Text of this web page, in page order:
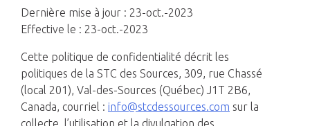
Dernière mise à jour : 23-oct.-2023
Effective le : 23-oct.-2023
Cette politique de confidentialité décrit les
politiques de la STC des Sources, 309, rue Chassé
(local 201), Val-des-Sources (Québec) J1T 2B6,
Canada, courriel : info@stcdessources.com sur la
collecte, l’utilisation et la divulgation des